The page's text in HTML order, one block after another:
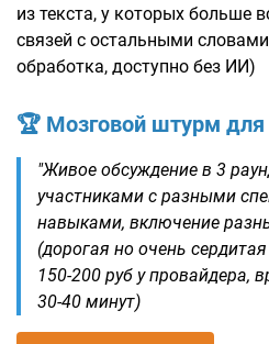
из текста, у которых больше
связей с остальными
обработка, доступно без ИИ)
🏆 Мозговой штурм
"Живое обсуждение в 3
участниками с разными
навыками, включение
(дорогая но очень
150-200 руб у провайдера,
30-40 минут)